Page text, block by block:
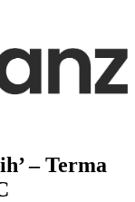
– Terma